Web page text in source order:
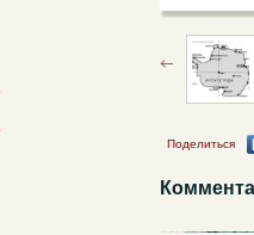
Поделиться